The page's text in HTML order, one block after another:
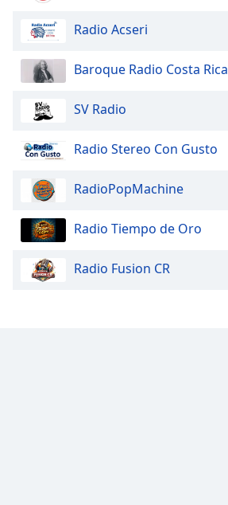
Radio Acseri
Baroque Radio Costa Rica
SV Radio
Radio Stereo Con Gusto
RadioPopMachine
Radio Tiempo de Oro
Radio Fusion CR